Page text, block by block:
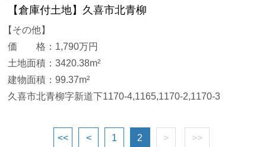
【倉庫付土地】久喜市北青柳
【その他】
価 格：1,790万円
土地面積：3420.38m²
建物面積：99.37m²
久喜市北青柳字新道下1170-4,1165,1170-2,1170-3
<< < 1 2 > >>